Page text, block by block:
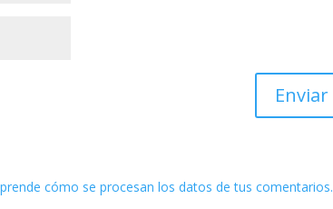
cómo se procesan los datos de tus comentarios.